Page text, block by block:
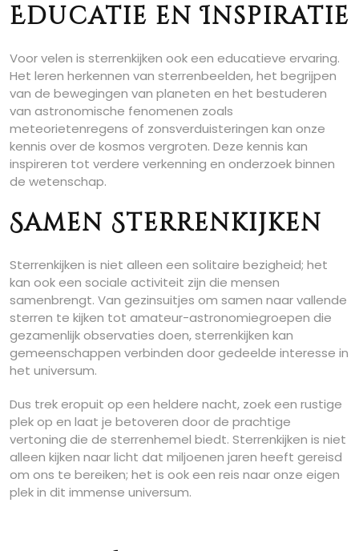
Educatie en Inspiratie
Voor velen is sterrenkijken ook een educatieve ervaring.
Het leren herkennen van sterrenbeelden, het begrijpen
van de bewegingen van planeten en het bestuderen
van astronomische fenomenen zoals
meteorietenregens of zonsverduisteringen kan onze
kennis over de kosmos vergroten. Deze kennis kan
inspireren tot verdere verkenning en onderzoek binnen
de wetenschap.
Samen Sterrenkijken
Sterrenkijken is niet alleen een solitaire bezigheid; het
kan ook een sociale activiteit zijn die mensen
samenbrengt. Van gezinsuitjes om samen naar vallende
sterren te kijken tot amateur-astronomiegroepen die
gezamenlijk observaties doen, sterrenkijken kan
gemeenschappen verbinden door gedeelde interesse in
het universum.
Dus trek eropuit op een heldere nacht, zoek een rustige
plek op en laat je betoveren door de prachtige
vertoning die de sterrenhemel biedt. Sterrenkijken is niet
alleen kijken naar licht dat miljoenen jaren heeft gereisd
om ons te bereiken; het is ook een reis naar onze eigen
plek in dit immense universum.